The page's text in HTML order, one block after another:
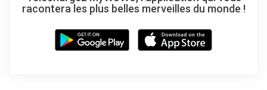
racontera les plus belles merveilles du monde !